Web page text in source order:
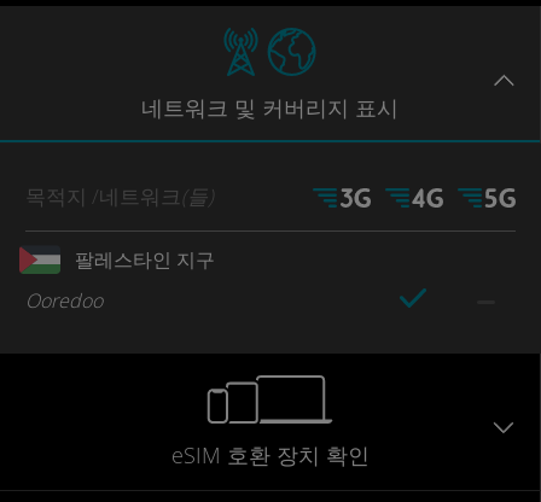
네트워크 및 커버리지 표시
목적지 /네트워크(들)
팔레스타인 지구
Ooredoo
eSIM 호환 장치 확인